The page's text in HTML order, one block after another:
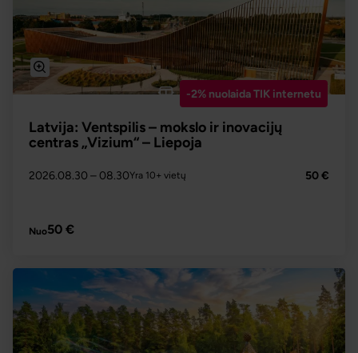
-2% nuolaida TIK internetu
Latvija: Ventspilis – mokslo ir inovacijų
centras „Vizium“ – Liepoja
2026.08.30 – 08.30Yra 10+ vietų 50 €
Nuo50 €